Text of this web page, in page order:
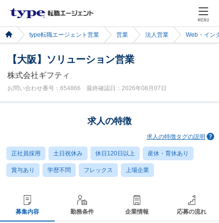
MENU
type転職エージェント営業 営業 法人営業 Web・イン
【大阪】ソリューション営業
株式会社ギフティ
お問い合わせ番号：654866 最終確認日：2026年08月07日
求人の特徴
求人の特徴タグの説明
正社員採用 土日祝休み 休日120日以上 産休・育休あり
賞与あり 学歴不問 フレックス 上場企業
募集内容 勤務条件 企業情報 応募の流れ